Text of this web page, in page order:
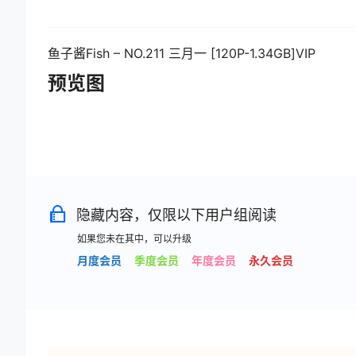
鱼子酱Fish – NO.211 三月一 [120P-1.34GB]VIP
预览图
隐藏内容，仅限以下用户组阅读
如果您未在其中，可以升级
月度会员 季度会员 年度会员 永久会员